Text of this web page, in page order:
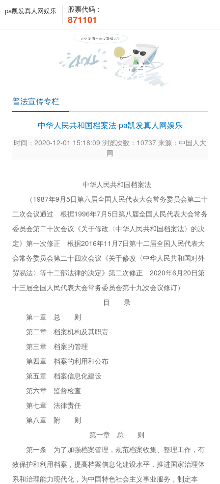
pa凯发真人网娱乐 股票代码：
871101
投资者教育
普法宣传专栏
中华人民共和国档案法-pa凯发真人网娱乐
时间：2020-12-01 15:18:09 浏览次数：10737 来源：中国人大
网
中华人民共和国档案法
（1987年9月5日第六届全国人民代表大会常务委员会第二十
二次会议通过 根据1996年7月5日第八届全国人民代表大会常务
委员会第二十次会议《关于修改〈中华人民共和国档案法〉的决
定》第一次修正 根据2016年11月7日第十二届全国人民代表大
会常务委员会第二十四次会议《关于修改〈中华人民共和国对外
贸易法〉等十二部法律的决定》第二次修正 2020年6月20日第
十三届全国人民代表大会常务委员会第十九次会议修订）
目 录
第一章 总 则
第二章 档案机构及其职责
第三章 档案的管理
第四章 档案的利用和公布
第五章 档案信息化建设
第六章 监督检查
第七章 法律责任
第八章 附 则
第一章 总 则
第一条 为了加强档案管理，规范档案收集、整理工作，有
效保护和利用档案，提高档案信息化建设水平，推进国家治理体
系和治理能力现代化，为中国特色社会主义事业服务，制定本